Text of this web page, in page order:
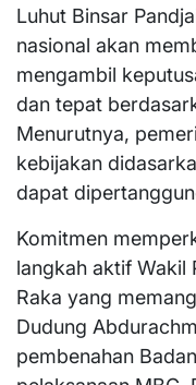
Luhut Binsar
nasional akan
mengambil
dan tepat
Menurutnya,
kebijakan
dapat
Komitmen
langkah aktif Wakil
Raka yang
Dudung
pembenahan